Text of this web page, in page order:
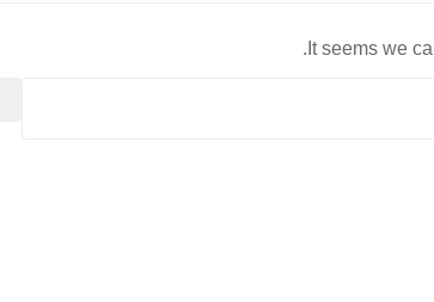
It seems we